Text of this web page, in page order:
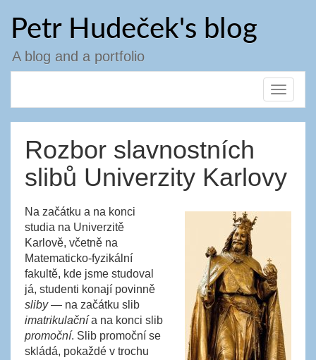
content
Petr Hudeček's blog
A blog and a portfolio
Toggle
Rozbor slavnostních
slibů Univerzity Karlovy
Na začátku a na konci
studia na Univerzitě
Karlově, včetně na
Matematicko-fyzikální
fakultě, kde jsme studoval
já, studenti konají povinně
sliby— na začátku slib
imatrikulačnía na konci slib
promoční. Slib promoční se
skládá, pokaždé v trochu